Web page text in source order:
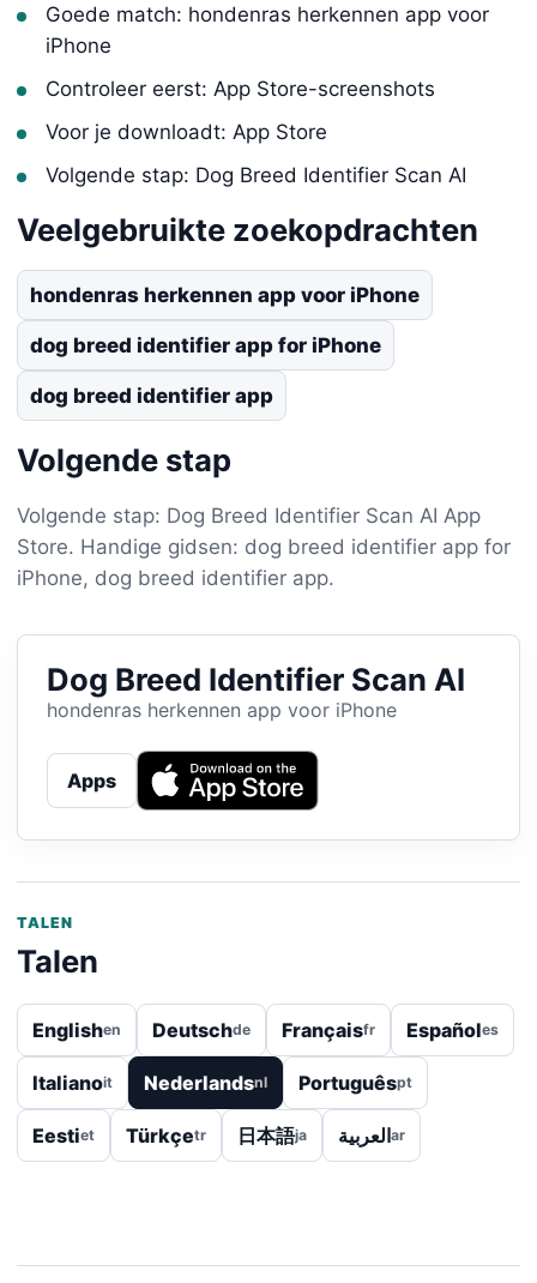
Goede match: hondenras herkennen app voor
iPhone
Controleer eerst: App Store-screenshots
Voor je downloadt: App Store
Volgende stap: Dog Breed Identifier Scan AI
Veelgebruikte zoekopdrachten
hondenras herkennen app voor iPhone
dog breed identifier app for iPhone
dog breed identifier app
Volgende stap
Volgende stap: Dog Breed Identifier Scan AI App
Store. Handige gidsen: dog breed identifier app for
iPhone, dog breed identifier app.
Dog Breed Identifier Scan AI
hondenras herkennen app voor iPhone
Apps
TALEN
Talen
Englishen Deutschde Françaisfr Españoles
Italianoit Nederlandsnl Portuguêspt
Eestiet Türkçetr 日本語ja العربيةar